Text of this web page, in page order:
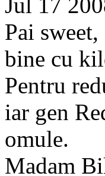
Pai
bine cu
Pentru
iar gen
omule.
Madam